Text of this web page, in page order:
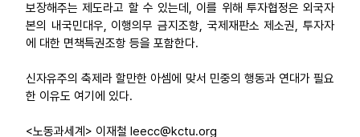
보장해주는 제도라고 할 수 있는데, 이를 위해 투자협정은 외국자
본의 내국민대우, 이행의무 금지조항, 국제재판소 제소권, 투자자
에 대한 면책특권조항 등을 포함한다.
신자유주의 축제라 할만한 아셈에 맞서 민중의 행동과 연대가 필요
한 이유도 여기에 있다.
<노동과세계> 이재철 leecc@kctu.org